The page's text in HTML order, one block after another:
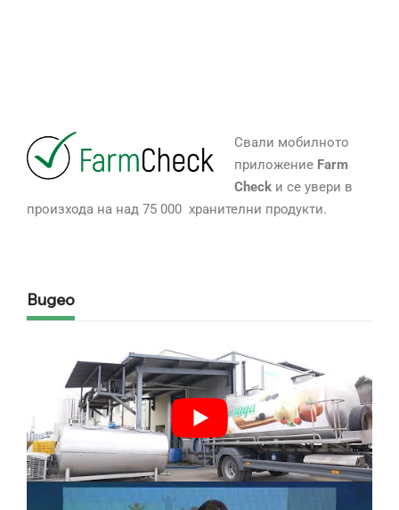
Свали мобилното
приложение Farm
Checkи се увери в
произхода на над 75 000 хранителни продукти.
Видео